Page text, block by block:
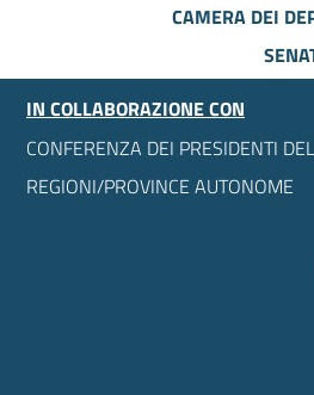
CAMERA DEI
IN COLLABORAZIONE CON
CONFERENZA DEI PRESIDENTI
REGIONI/PROVINCE AUTONOME